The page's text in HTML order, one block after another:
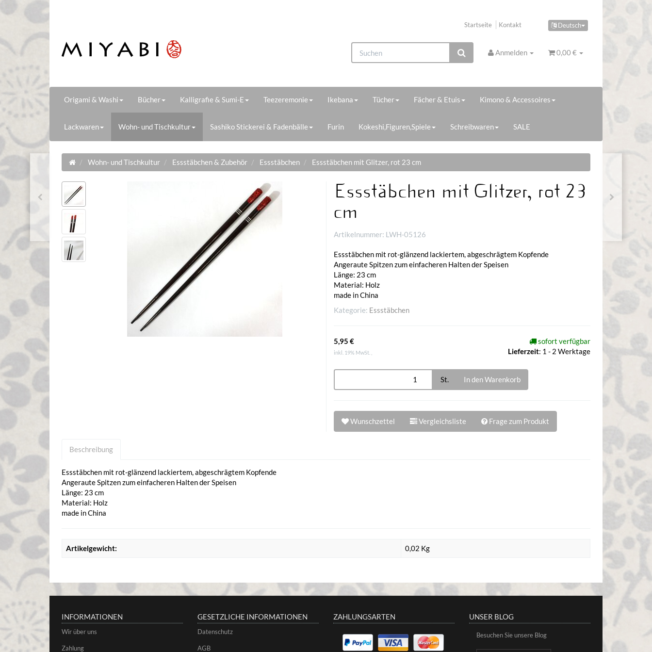
Deutsch
Startseite Kontakt
Anmelden 0,00 €
Origami & Washi Bücher Kalligrafie & Sumi-E Teezeremonie Ikebana Tücher Fächer & Etuis Kimono & Accessoires
Lackwaren Wohn- und Tischkultur Sashiko Stickerei & Fadenbälle Furin Kokeshi,Figuren,Spiele Schreibwaren SALE
Wohn- und Tischkultur Essstäbchen & Zubehör Essstäbchen Essstäbchen mit Glitzer, rot 23 cm
Essstäbchen mit Glitzer, rot 23
cm
Artikelnummer: LWH-05126
Essstäbchen mit rot-glänzend lackiertem, abgeschrägtem Kopfende
Angeraute Spitzen zum einfacheren Halten der Speisen
Länge: 23 cm
Material: Holz
made in China
Kategorie: Essstäbchen
5,95 €
inkl. 19% MwSt. ,
sofort verfügbar
Lieferzeit: 1 - 2 Werktage
St. In den Warenkorb
Wunschzettel Vergleichsliste Frage zum Produkt
Beschreibung
Essstäbchen mit rot-glänzend lackiertem, abgeschrägtem Kopfende
Angeraute Spitzen zum einfacheren Halten der Speisen
Länge: 23 cm
Material: Holz
made in China
Artikelgewicht: 0,02 Kg
INFORMATIONEN
Wir über uns
Zahlung
GESETZLICHE INFORMATIONEN
Datenschutz
AGB
ZAHLUNGSARTEN UNSER BLOG
Besuchen Sie unsere Blog